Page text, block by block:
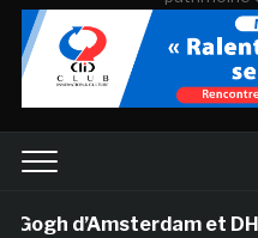
d’Amsterdam et DHL